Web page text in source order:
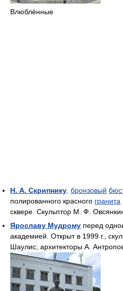
Влюблённые
Н. А. Скрипнику бронзовый
полированного красного гранита
сквере. Скульптор М. Ф.
Ярославу Мудрому перед
академией. Открыт в 1999 г.,
Шаулис; архитекторы А.